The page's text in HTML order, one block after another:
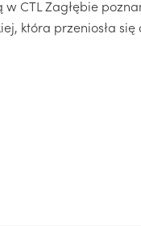
CTL Zagłębie
która przeniosła